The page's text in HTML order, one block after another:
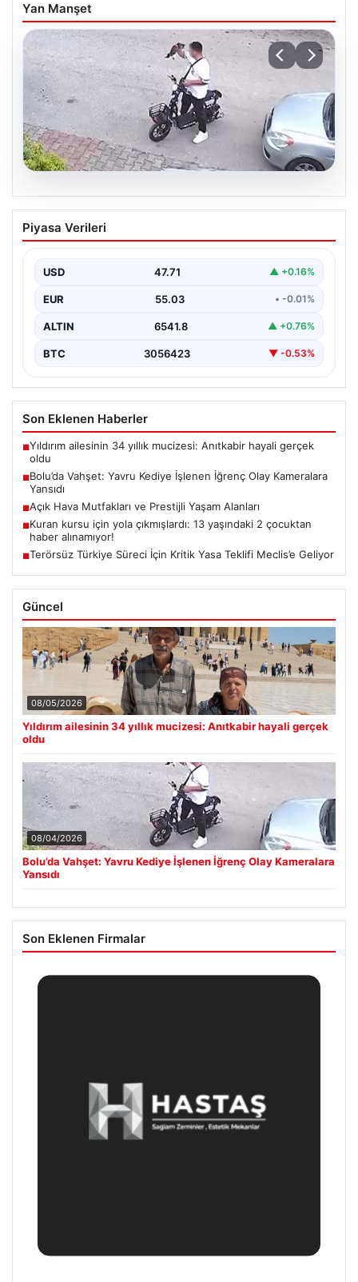
Yan Manşet
Bolu’da Vahşet: Yavru Kediye İşlenen
İğrenç Olay Kameralara Yansıdı
günlerde meydana gelen korkutucu olay, bölgedeki
sakinleri derinden sarstı. Elektrikli…
Piyasa Verileri
USD 47.71 ▲ +0.16%
EUR 55.03 • -0.01%
ALTIN 6541.8 ▲ +0.76%
BTC 3056423 ▼ -0.53%
Son Eklenen Haberler
■Yıldırım ailesinin 34 yıllık mucizesi: Anıtkabir hayali gerçek
oldu
■Bolu’da Vahşet: Yavru Kediye İşlenen İğrenç Olay Kameralara
Yansıdı
■Açık Hava Mutfakları ve Prestijli Yaşam Alanları
■Kuran kursu için yola çıkmışlardı: 13 yaşındaki 2 çocuktan
haber alınamıyor!
■Terörsüz Türkiye Süreci İçin Kritik Yasa Teklifi Meclis’e Geliyor
Güncel
08/05/2026
Yıldırım ailesinin 34 yıllık mucizesi: Anıtkabir hayali gerçek
oldu
08/04/2026
Bolu’da Vahşet: Yavru Kediye İşlenen İğrenç Olay Kameralara
Yansıdı
Son Eklenen Firmalar